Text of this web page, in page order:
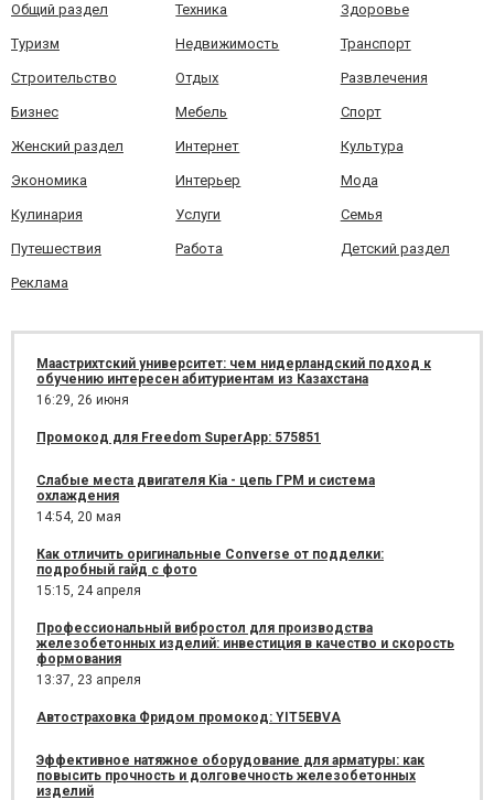
Общий раздел Техника Здоровье
Туризм Недвижимость Транспорт
Строительство Отдых Развлечения
Бизнес Мебель Спорт
Женский раздел Интернет Культура
Экономика Интерьер Мода
Кулинария Услуги Семья
Путешествия Работа Детский раздел
Реклама
Маастрихтский университет: чем нидерландский подход к
обучению интересен абитуриентам из Казахстана
16:29, 26 июня
Промокод для Freedom SuperApp: 575851
Слабые места двигателя Kia - цепь ГРМ и система
охлаждения
14:54, 20 мая
Как отличить оригинальные Converse от подделки:
подробный гайд с фото
15:15, 24 апреля
Профессиональный вибростол для производства
железобетонных изделий: инвестиция в качество и скорость
формования
13:37, 23 апреля
Автостраховка Фридом промокод: YIT5EBVA
Эффективное натяжное оборудование для арматуры: как
повысить прочность и долговечность железобетонных
изделий